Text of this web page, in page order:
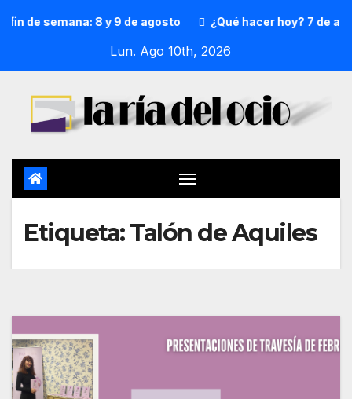
de semana: 8 y 9 de agosto ¿Qué hacer hoy? 7 de
Lun. Ago 10th, 2026
Etiqueta:Talón de Aquiles